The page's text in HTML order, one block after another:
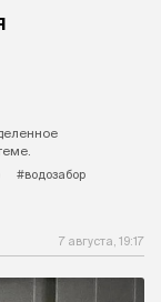
#водозабор
7 августа, 19:17